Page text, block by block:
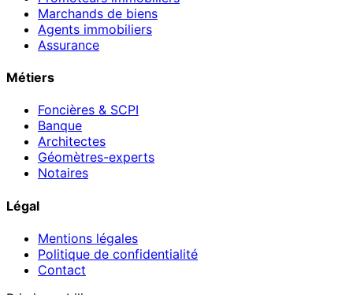
Marchands de biens
Agents immobiliers
Assurance
Métiers
Foncières & SCPI
Banque
Architectes
Géomètres-experts
Notaires
Légal
Mentions légales
Politique de confidentialité
Contact